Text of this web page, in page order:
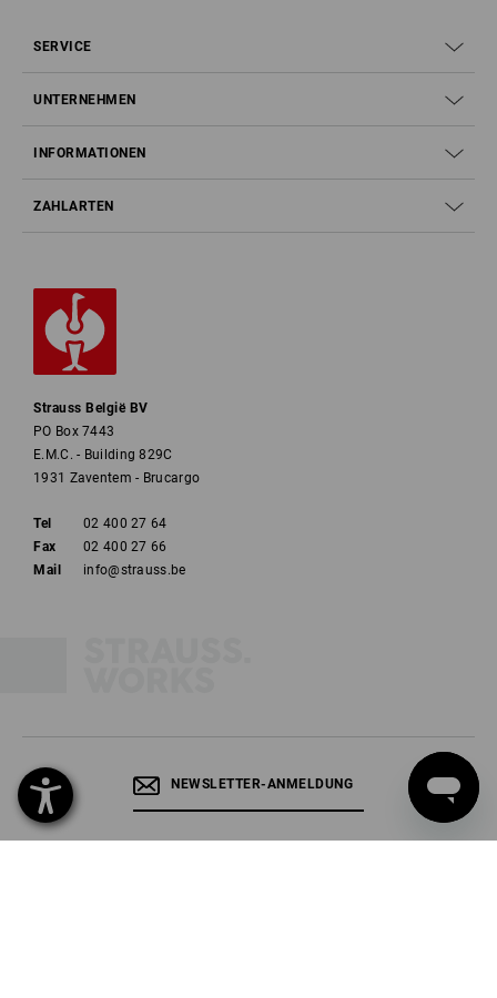
ALLE TASCHEN
SERVICE
UNTERNEHMEN
INFORMATIONEN
ZAHLARTEN
Strauss België BV
PO Box 7443
E.M.C. - Building 829C
1931 Zaventem - Brucargo
Tel
02 400 27 64
Fax
02 400 27 66
Mail
info@strauss.be
NEWSLETTER-ANMELDUNG